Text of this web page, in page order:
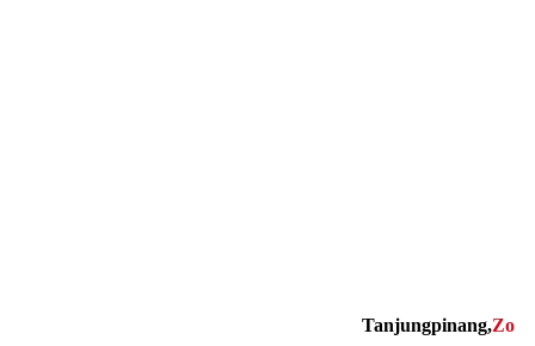
Tanjungpinang,Zo